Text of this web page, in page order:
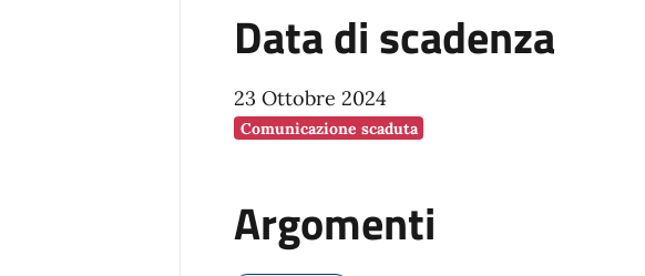
Data di scadenza
23 Ottobre 2024
Comunicazione scaduta
Argomenti